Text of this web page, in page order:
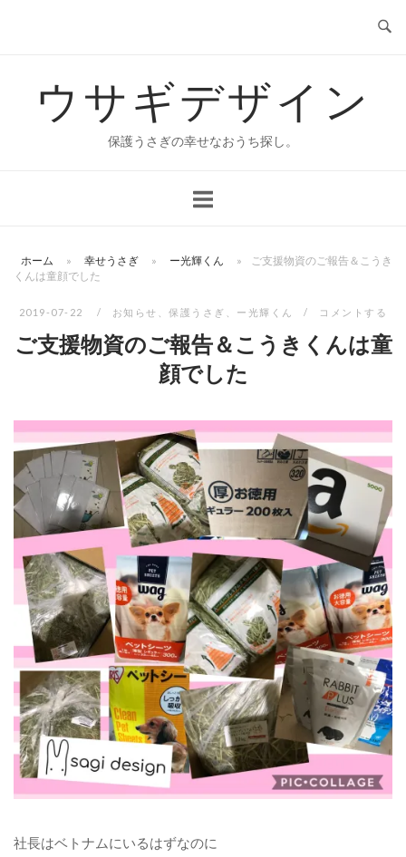
ウサギデザイン
保護うさぎの幸せなおうち探し。
ホーム » 幸せうさぎ » ー光輝くん »
ご支援物資のご報告＆こうき
くんは童顔でした
2019-07-22 お知らせ 、保護うさぎ ー光輝くん コメントする
ご支援物資のご報告＆こうきくんは童
顔でした
社長はベトナムにいるはずなのに